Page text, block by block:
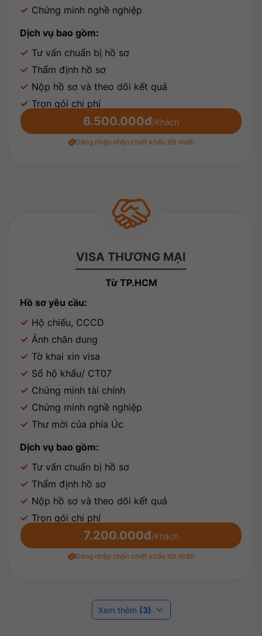
Chứng minh nghề nghiệp
Dịch vụ bao gồm:
Tư vấn chuẩn bị hồ sơ
Thẩm định hồ sơ
Nộp hồ sơ và theo dõi kết quả
Trọn gói chi phí
6.500.000đ/Khách
Đăng nhập nhận chiết khấu tốt nhất!
VISA THƯƠNG MẠI
Từ TP.HCM
Hồ sơ yêu cầu:
Hộ chiếu, CCCD
Ảnh chân dung
Tờ khai xin visa
Sổ hộ khẩu/ CT07
Chứng minh tài chính
Chứng minh nghề nghiệp
Thư mời của phía Úc
Dịch vụ bao gồm:
Tư vấn chuẩn bị hồ sơ
Thẩm định hồ sơ
Nộp hồ sơ và theo dõi kết quả
Trọn gói chi phí
7.200.000đ/Khách
Đăng nhập nhận chiết khấu tốt nhất!
Xem thêm (3)